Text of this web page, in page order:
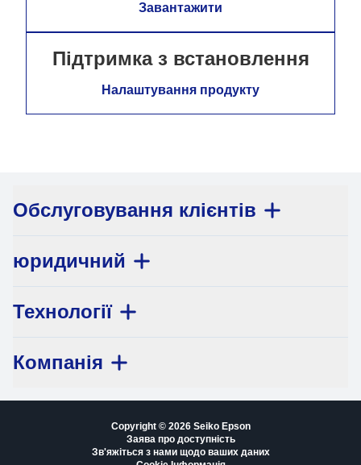
Завантажити
Підтримка з встановлення
Налаштування продукту
Обслуговування клієнтів
юридичний
Технології
Компанія
Copyright © 2026 Seiko Epson
Заява про доступність
Зв'яжіться з нами щодо ваших даних